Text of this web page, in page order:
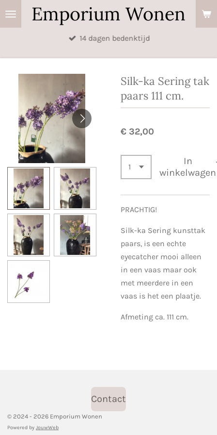
Ga
Emporium Wonen
14 dagen bedenktijd
Silk-ka Sering tak
paars 111 cm.
€ 32,00
In
winkelwagen
PRACHTIG!
Silk-ka Sering kunsttak
paars, is een echte
eyecatcher mooi alleen
in een vaas maar ook
met meerdere in een
vaas is het een plaatje.
Afmeting ca. 111 cm.
Contact
© 2024 - 2026 Emporium Wonen
Powered by JouwWeb